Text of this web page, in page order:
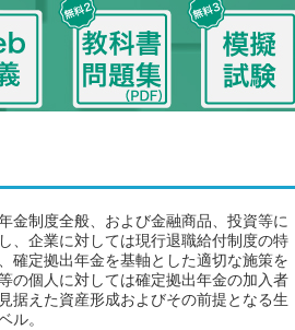
金制度全般、および金融商品、投資等に
、企業に対しては現行退職給付制度の特
確定拠出年金を基軸とした適切な施策を
の個人に対しては確定拠出年金の加入者
据えた資産形成およびその前提となる生
ル。